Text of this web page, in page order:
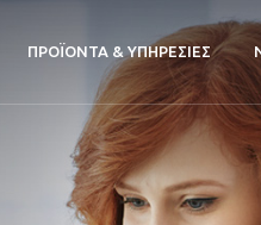
ΠΡΟΪΟΝΤΑ & ΥΠΗΡΕΣΙΕΣ